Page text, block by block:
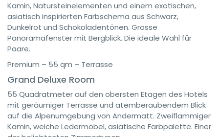
Kamin, Natursteinelementen und einem exotischen,
asiatisch inspirierten Farbschema aus Schwarz,
Dunkelrot und Schokoladentönen. Grosse
Panoramafenster mit Bergblick. Die ideale Wahl für
Paare.
Premium – 55 qm – Terrasse
Grand Deluxe Room
55 Quadratmeter auf den obersten Etagen des Hotels
mit geräumiger Terrasse und atemberaubendem Blick
auf die Alpenumgebung von Andermatt. Zweiflammiger
Kamin, weiche Ledermöbel, asiatische Farbpalette. Einer